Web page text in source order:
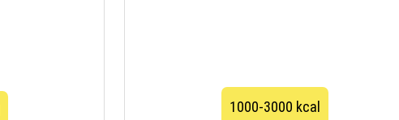
1000-3000 kcal